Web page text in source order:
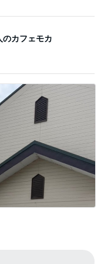
のカフェモカ